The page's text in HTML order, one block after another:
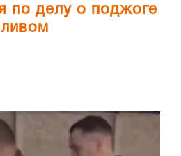
по делу о поджоге